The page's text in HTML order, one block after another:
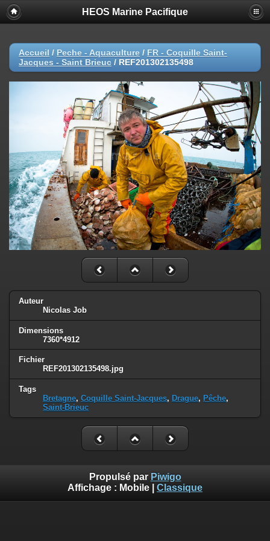
HEOS Marine Pacifique
Accueil / Peche - Aquaculture / FR - Coquille Saint-
Jacques - Saint Brieuc / REF201302135498
Auteur
Nicolas Job
Dimensions
7360*4912
Fichier
REF201302135498.jpg
Tags
Bretagne, Coquille Saint-Jacques, Drague, Pêche,
Saint-Brieuc
Propulsé par Piwigo
Affichage : Mobile Classique